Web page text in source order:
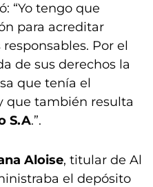
“Yo tengo que
para acreditar
Por el
de sus derechos la
que tenía el
que también resulta
S.A.”.
Aloise, titular de Al
el depósito